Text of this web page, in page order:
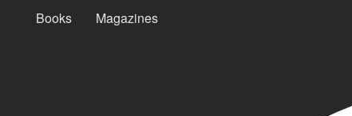
Books Magazines